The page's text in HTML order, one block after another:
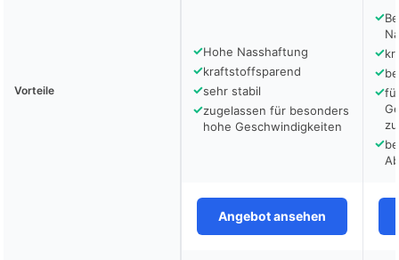
Vorteile
✓Hohe Nasshaftung
✓kraftstoffsparend
✓sehr stabil
✓zugelassen für besonders
hohe Geschwindigkeiten
✓
✓
✓
✓
✓
Angebot ansehen